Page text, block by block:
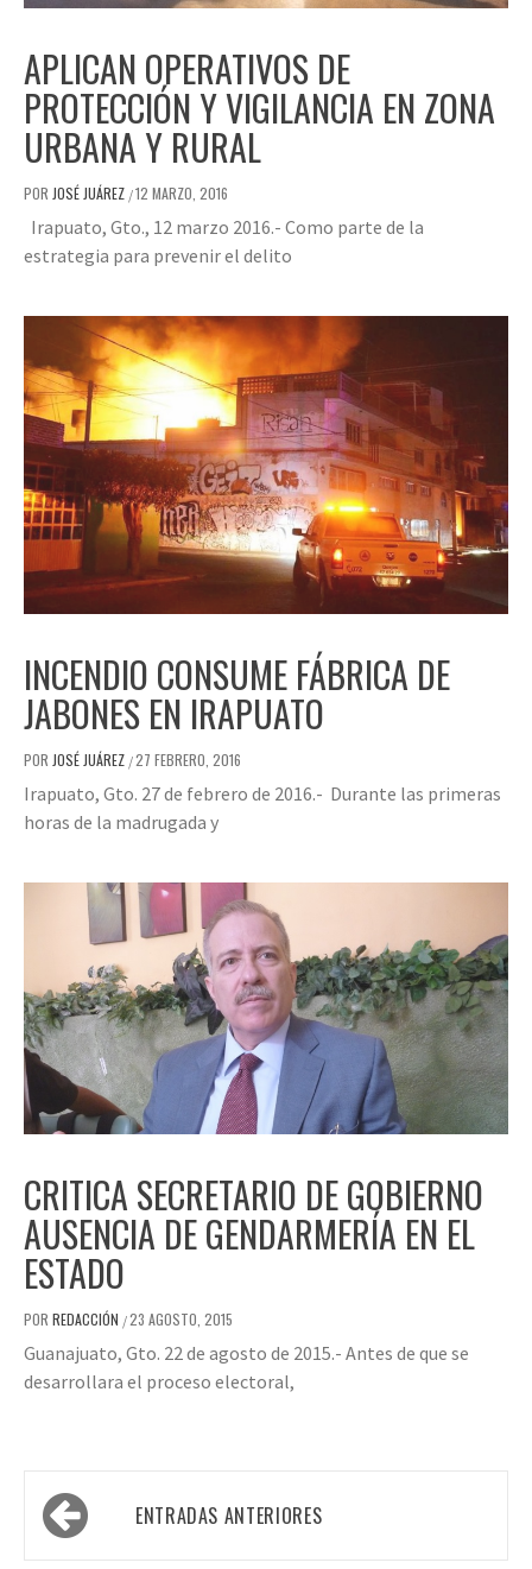
APLICAN OPERATIVOS DE
PROTECCIÓN Y VIGILANCIA EN ZONA
URBANA Y RURAL
POR JOSÉ JUÁREZ /12 MARZO, 2016
Irapuato, Gto., 12 marzo 2016.- Como parte de la
estrategia para prevenir el delito
INCENDIO CONSUME FÁBRICA DE
JABONES EN IRAPUATO
POR JOSÉ JUÁREZ /27 FEBRERO, 2016
Irapuato, Gto. 27 de febrero de 2016.- Durante las primeras
horas de la madrugada y
CRITICA SECRETARIO DE GOBIERNO
AUSENCIA DE GENDARMERÍA EN EL
ESTADO
POR REDACCIÓN /23 AGOSTO, 2015
Guanajuato, Gto. 22 de agosto de 2015.- Antes de que se
desarrollara el proceso electoral,
Navegación
de ENTRADAS ANTERIORES